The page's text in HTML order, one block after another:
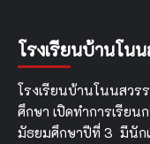
โรงเรียนบ้านโน
โรงเรียนบ้านโนนสวร
ศึกษา เปิดทำการเรีย
มัธยมศึกษาปีที่ 3 มีนัก